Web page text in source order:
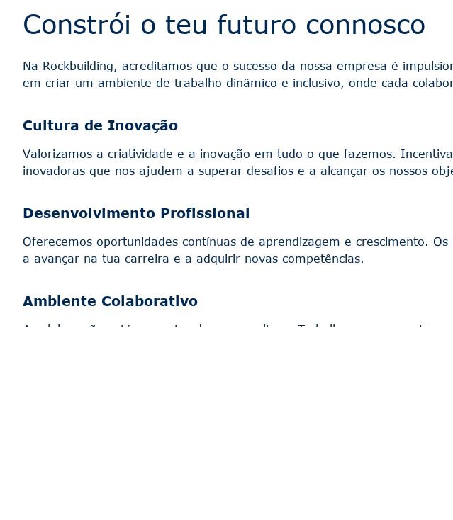
Constrói o teu futuro connosco
Na Rockbuilding, acreditamos que o sucesso da nossa empresa é
em criar um ambiente de trabalho dinâmico e inclusivo, onde cada
Cultura de Inovação
Valorizamos a criatividade e a inovação em tudo o que fazemos.
inovadoras que nos ajudem a superar desafios e a alcançar os nossos
Desenvolvimento Profissional
Oferecemos oportunidades contínuas de aprendizagem e crescimento.
a avançar na tua carreira e a adquirir novas competências.
Ambiente Colaborativo
A colaboração está no centro da nossa cultura. Trabalhamos em equipa,